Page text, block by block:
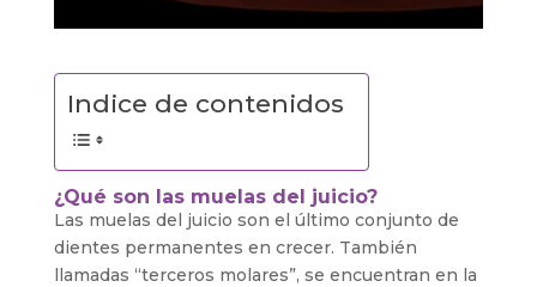
Indice de contenidos
¿Qué son las muelas del juicio?
Las muelas del juicio son el último conjunto de
dientes permanentes en crecer. También
llamadas “terceros molares”, se encuentran en la